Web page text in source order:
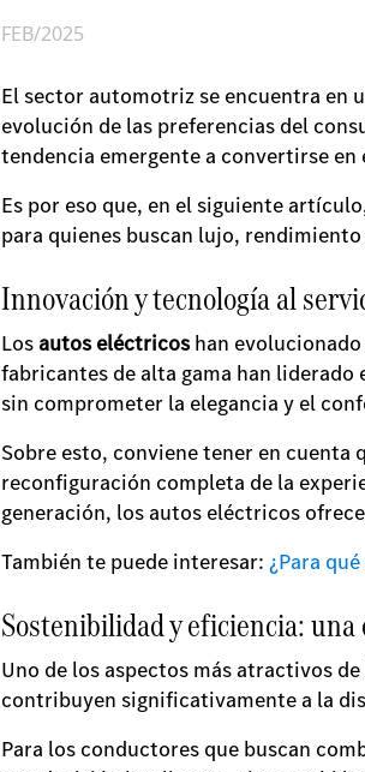
FEB/2025
El sector automotriz se encuentra en
evolución de las preferencias del
tendencia emergente a convertirse
Es por eso que, en el siguiente
para quienes buscan lujo,
Innovación y tecnología al
Los autos eléctricoshan evolucionado
fabricantes de alta gama han
sin comprometer la elegancia y el
Sobre esto, conviene tener en cuenta
reconfiguración completa de la
generación, los autos eléctricos
También te puede interesar: ¿Para
Sostenibilidad y eficiencia:
Uno de los aspectos más atractivos
contribuyen significativamente a la
Para los conductores que buscan